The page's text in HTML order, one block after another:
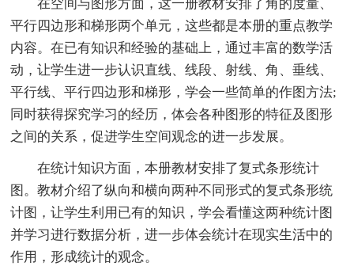
在空间与图形方面，这一册教材安排了角的度量、
平行四边形和梯形两个单元，这些都是本册的重点教学
内容。在已有知识和经验的基础上，通过丰富的数学活
动，让学生进一步认识直线、线段、射线、角、垂线、
平行线、平行四边形和梯形，学会一些简单的作图方法;
同时获得探究学习的经历，体会各种图形的特征及图形
之间的关系，促进学生空间观念的进一步发展。
在统计知识方面，本册教材安排了复式条形统计
图。教材介绍了纵向和横向两种不同形式的复式条形统
计图，让学生利用已有的知识，学会看懂这两种统计图
并学习进行数据分析，进一步体会统计在现实生活中的
作用，形成统计的观念。